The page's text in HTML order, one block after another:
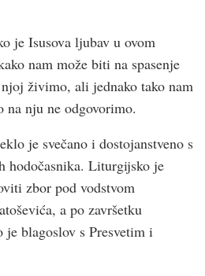
je Isusova ljubav u ovom
nam može biti na spasenje
živimo, ali jednako tako nam
na nju ne odgovorimo.
je svečano i dostojanstveno s
Liturgijsko je
zbor pod vodstvom
a po završetku
blagoslov s Presvetim i